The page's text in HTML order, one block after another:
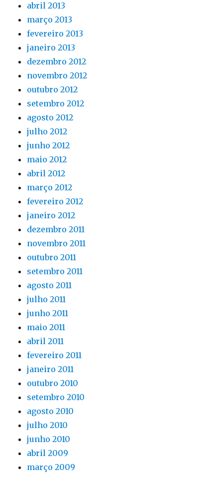
abril 2013
março 2013
fevereiro 2013
janeiro 2013
dezembro 2012
novembro 2012
outubro 2012
setembro 2012
agosto 2012
julho 2012
junho 2012
maio 2012
abril 2012
março 2012
fevereiro 2012
janeiro 2012
dezembro 2011
novembro 2011
outubro 2011
setembro 2011
agosto 2011
julho 2011
junho 2011
maio 2011
abril 2011
fevereiro 2011
janeiro 2011
outubro 2010
setembro 2010
agosto 2010
julho 2010
junho 2010
abril 2009
março 2009